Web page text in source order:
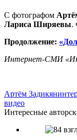
С фотографом
Лариса Ширяевы.
Продолжение:
Интернет-СМИ
Артём Задикян
видео
Интересные